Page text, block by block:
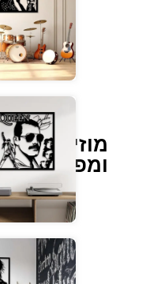
מוזיקאים
ומפורסמים